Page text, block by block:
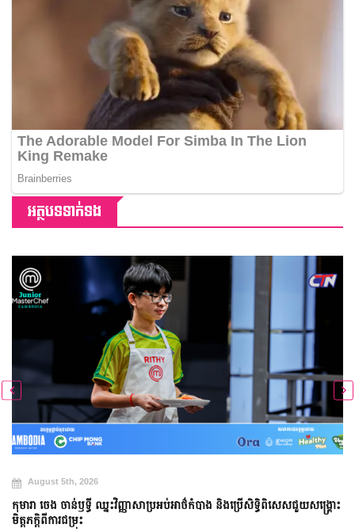
អត្ថបទទាក់ទង
August 5th, 2026
កុមារា ចេង ចាន់ឫទ្ធី ឈ្នះវិញ្ញាសាប្រអប់អាថ៌កំបាង និងប្រើសិទ្ធិពិសេសជួយសង្គ្រោះ
មិត្តភក្តិពីការជម្រុះ